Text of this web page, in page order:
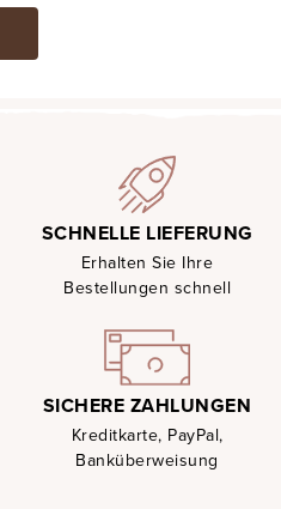
SCHNELLE LIEFERUNG
Erhalten Sie Ihre
Bestellungen schnell
SICHERE ZAHLUNGEN
Kreditkarte, PayPal,
Banküberweisung